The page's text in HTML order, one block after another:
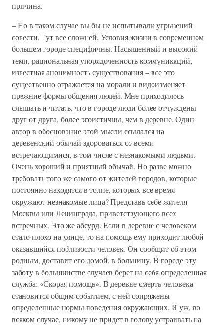
причина.
– Но в таком случае вы бы не испытывали угрызений
совести. Тут все сложней. Условия жизни в современном
большем городе специфичны. Насыщенный и высокий
темп, рациональная упорядоченность коммуникаций,
известная анонимность существования – все это
существенно отражается на морали и видоизменяет
прежние формы общения людей. Мне приходилось
слышать и читать, что в городе люди более отчуждены
друг от друга, более эгоистичны, чем в деревне. Один
автор в обоснование этой мысли ссылался на
деревенский обычай здороваться со всеми
встречающимися, в том числе с незнакомыми людьми.
Очень хороший и приятный обычай. Но разве можно
требовать того же самого от жителей городов, которые
постоянно находятся в толпе, которых все время
окружают незнакомые лица? Представь себе жителя
Москвы или Ленинграда, приветствующего всех
встречных. Это же абсурд. Если в деревне с человеком
стало плохо на улице, то на помощь ему приходит любой
оказавшийся поблизости человек. Он сообщит об этом
родным, доставит его домой, в больницу. В городе эту
заботу в большинстве случаев берет на себя определенная
служба: «Скорая помощь». В деревне смерть человека
становится общим событием, с ней сопряжены
определенные нормы поведения окружающих. И уж, во
всяком случае, никому не придет в голову устраивать на